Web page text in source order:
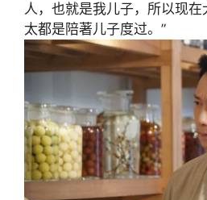
人，也就是我儿子，所以现
太都是陪著儿子度过。”